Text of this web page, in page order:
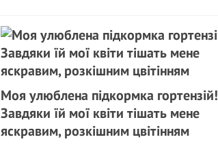
Моя улюблена підкормка гортензій!
Завдяки їй мої квіти тішать мене
яскравим, розкішним цвітінням